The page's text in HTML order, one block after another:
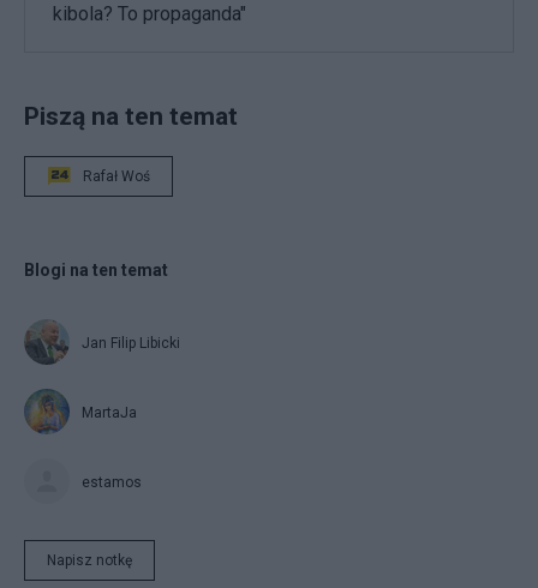
kibola? To propaganda"
Piszą na ten temat
Rafał Woś
Blogi na ten temat
Jan Filip Libicki
MartaJa
estamos
Napisz notkę